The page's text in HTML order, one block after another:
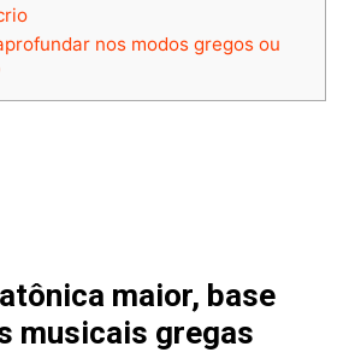
nos modos gregos ou
maior, base
musicais gregas